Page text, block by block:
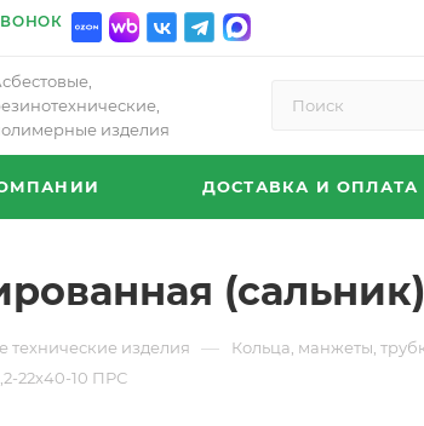
изделия
ДОСТАВКА И ОПЛАТА
технические изделия — Кольца, манжеты,
22х40-10 ПРС